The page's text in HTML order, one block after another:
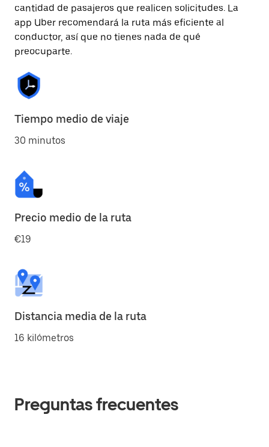
cantidad de pasajeros que realicen solicitudes. La
app Uber recomendará la ruta más eficiente al
conductor, así que no tienes nada de qué
preocuparte.
Tiempo medio de viaje
30 minutos
Precio medio de la ruta
€19
Distancia media de la ruta
16 kilómetros
Preguntas frecuentes